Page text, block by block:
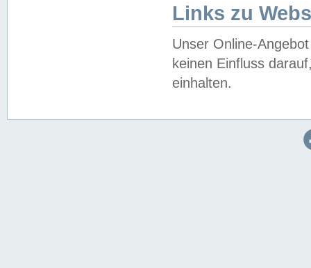
Links zu
Unser Online-
keinen Einfluss
einhalten.